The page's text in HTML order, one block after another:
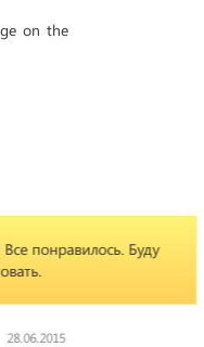
on the
Буду